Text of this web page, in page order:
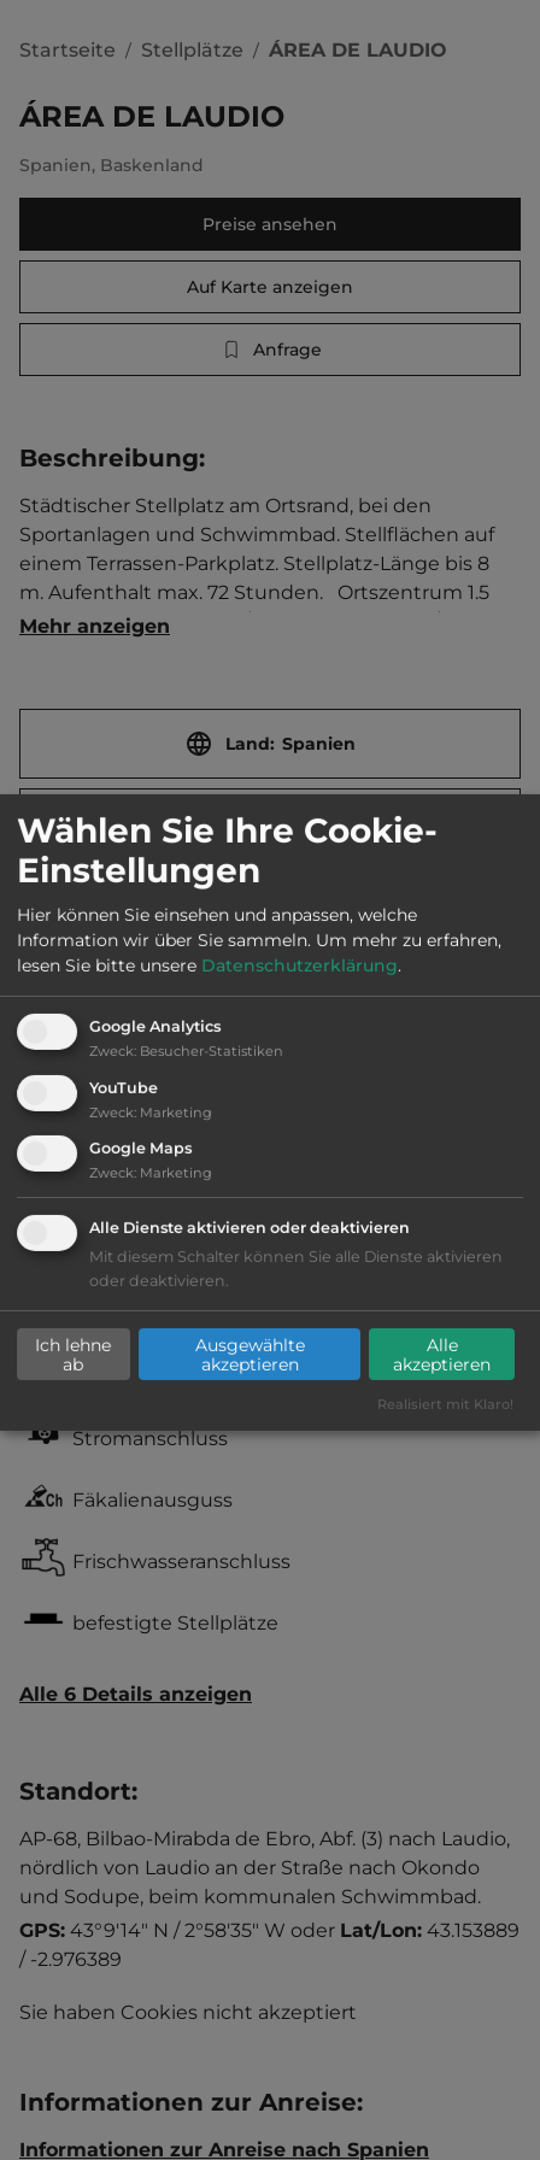
Startseite / Stellplätze / ÁREA DE LAUDIO
ÁREA DE LAUDIO
Spanien, Baskenland
Preise ansehen
Auf Karte anzeigen
Anfrage
Beschreibung:
Städtischer Stellplatz am Ortsrand, bei den
Sportanlagen und Schwimmbad. Stellflächen auf
einem Terrassen-Parkplatz. Stellplatz-Länge bis 8
m. Aufenthalt max. 72 Stunden.   Ortszentrum 1.5
km entfernt. Touristen-/Dauerstellplätze 14/0.
Mehr anzeigen
Land: Spanien
Stadt: 01400 Laudio / Llodio
www.laudio.eus
Öffnungszeiten: Ganzjährig geöffnet
Telefon:
Ausstattung :
Lage: schön
Geräuschkulisse: überwiegend ruhig
Stromanschluss
Fäkalienausguss
Frischwasseranschluss
befestigte Stellplätze
Alle 6 Details anzeigen
Standort:
AP-68, Bilbao-Mirabda de Ebro, Abf. (3) nach Laudio,
nördlich von Laudio an der Straße nach Okondo
und Sodupe, beim kommunalen Schwimmbad.
GPS: 43°9'14" N / 2°58'35" W oder Lat/Lon: 43.153889
/ -2.976389
Sie haben Cookies nicht akzeptiert
Informationen zur Anreise:
Informationen zur Anreise nach Spanien
Wählen Sie Ihre Cookie-
Einstellungen
Hier können Sie einsehen und anpassen, welche
Information wir über Sie sammeln. Um mehr zu erfahren,
lesen Sie bitte unsere Datenschutzerklärung.
Google Analytics
Zweck: Besucher-Statistiken
YouTube
Zweck: Marketing
Google Maps
Zweck: Marketing
Alle Dienste aktivieren oder deaktivieren
Mit diesem Schalter können Sie alle Dienste aktivieren
oder deaktivieren.
Ich lehne
ab
Ausgewählte
akzeptieren
Alle
akzeptieren
Realisiert mit Klaro!